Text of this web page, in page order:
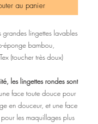
au panier
grandes lingettes lavables
éponge bambou,
(toucher très doux)
les lingettes rondes sont
face toute douce pour
en douceur, et une face
les maquillages plus